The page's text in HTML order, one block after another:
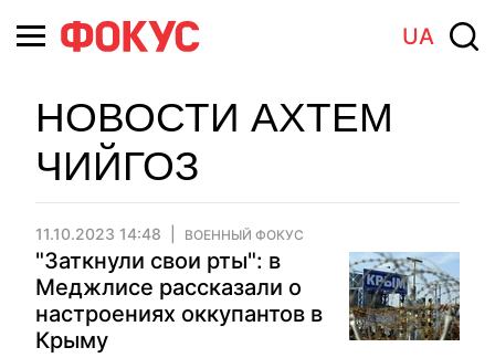
UA
НОВОСТИ АХТЕМ
ЧИЙГОЗ
11.10.2023 14:48 ВОЕННЫЙ ФОКУС
"Заткнули свои рты": в
Меджлисе рассказали о
настроениях оккупантов в
Крыму